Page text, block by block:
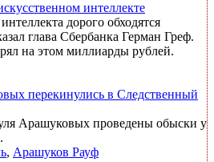
интеллекте
дорого обходятся
глава Сбербанка Герман Греф.
на этом миллиарды рублей.
перекинулись в Следственный
Арашуковых проведены обыски у
, Арашуков Рауф